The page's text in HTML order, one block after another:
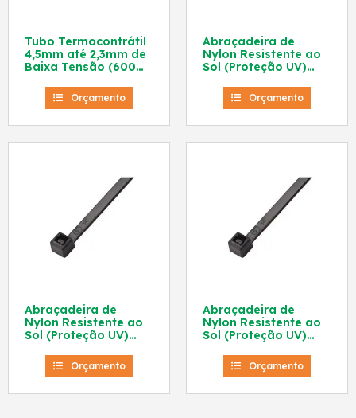
Tubo Termocontrátil
4,5mm até 2,3mm de
Baixa Tensão (600V)
Orçamento
Abraçadeira de
Nylon Resistente ao
Sol (Proteção UV)
Frontec
Orçamento
Abraçadeira de
Nylon Resistente ao
Sol (Proteção UV)
Frontec
Orçamento
Abraçadeira de
Nylon Resistente ao
Sol (Proteção UV)
Frontec
Orçamento